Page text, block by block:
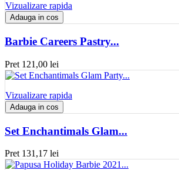
Vizualizare rapida
Adauga in cos
Barbie Careers Pastry...
Pret 121,00 lei
Vizualizare rapida
Adauga in cos
Set Enchantimals Glam...
Pret 131,17 lei